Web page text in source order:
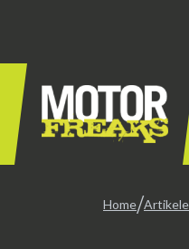
Home/